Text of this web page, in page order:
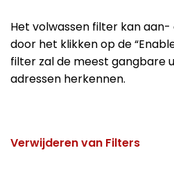
Het volwassen filter kan
door het klikken op de
filter zal de meest gangbare
adressen herkennen.
Verwijderen van Filters